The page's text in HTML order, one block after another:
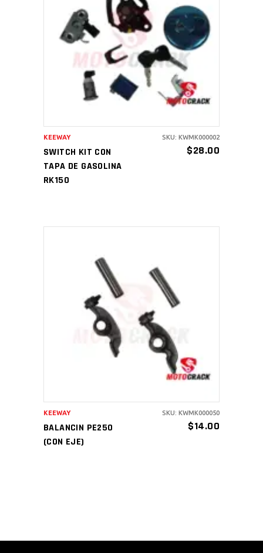
AÑADIR AL CARRITO
SWITCH KIT CON
TAPA DE GASOLINA
RK150
$28.00
KEEWAY SKU: KWMK000002
AÑADIR AL CARRITO
BALANCIN PE250
(CON EJE)
$14.00
KEEWAY SKU: KWMK000050